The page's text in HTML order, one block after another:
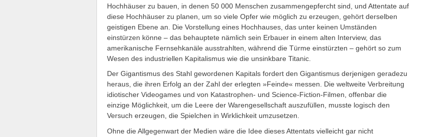
Hochhäuser zu bauen, in denen 50 000 Menschen zusammengepfercht sind, und Attentate auf
diese Hochhäuser zu planen, um so viele Opfer wie möglich zu erzeugen, gehört derselben
geistigen Ebene an. Die Vorstellung eines Hochhauses, das unter keinen Umständen
einstürzen könne – das behauptete nämlich sein Erbauer in einem alten Interview, das
amerikanische Fernsehkanäle ausstrahlten, während die Türme einstürzten – gehört so zum
Wesen des industriellen Kapitalismus wie die unsinkbare Titanic.
Der Gigantismus des Stahl gewordenen Kapitals fordert den Gigantismus derjenigen geradezu
heraus, die ihren Erfolg an der Zahl der erlegten »Feinde« messen. Die weltweite Verbreitung
idiotischer Videogames und von Katastrophen- und Science-Fiction-Filmen, offenbar die
einzige Möglichkeit, um die Leere der Warengesellschaft auszufüllen, musste logisch den
Versuch erzeugen, die Spielchen in Wirklichkeit umzusetzen.
Ohne die Allgegenwart der Medien wäre die Idee dieses Attentats vielleicht gar nicht